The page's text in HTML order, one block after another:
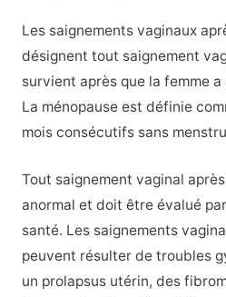
Les saignements vaginaux
désignent tout saignement
survient après que la femme
La ménopause est définie
mois consécutifs sans
Tout saignement vaginal
anormal et doit être évalué
santé. Les saignements
peuvent résulter de troubles
un prolapsus utérin, des